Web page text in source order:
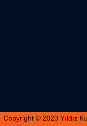
Copyright © 2023 Yıldız